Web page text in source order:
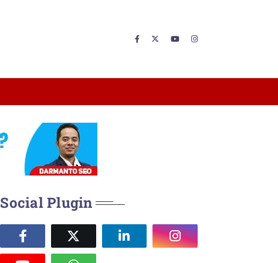
Social Plugin